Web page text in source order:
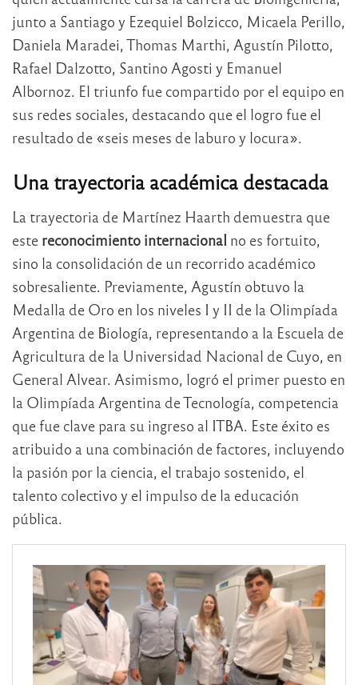
junto a Santiago y Ezequiel Bolzicco, Micaela Perillo,
Daniela Maradei, Thomas Marthi, Agustín Pilotto,
Rafael Dalzotto, Santino Agosti y Emanuel
Albornoz. El triunfo fue compartido por el equipo en
sus redes sociales, destacando que el logro fue el
resultado de «seis meses de laburo y locura».
Una trayectoria académica destacada
La trayectoria de Martínez Haarth demuestra que
este reconocimiento internacional no es fortuito,
sino la consolidación de un recorrido académico
sobresaliente. Previamente, Agustín obtuvo la
Medalla de Oro en los niveles I y II de la Olimpíada
Argentina de Biología, representando a la Escuela de
Agricultura de la Universidad Nacional de Cuyo, en
General Alvear. Asimismo, logró el primer puesto en
la Olimpíada Argentina de Tecnología, competencia
que fue clave para su ingreso al ITBA. Este éxito es
atribuido a una combinación de factores, incluyendo
la pasión por la ciencia, el trabajo sostenido, el
talento colectivo y el impulso de la educación
pública.